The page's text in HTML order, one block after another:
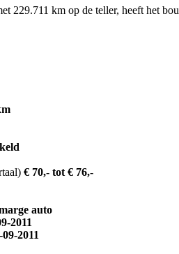
229.711 km op de teller, heeft het
€ 70,- tot € 76,-
auto
2011
09-2011